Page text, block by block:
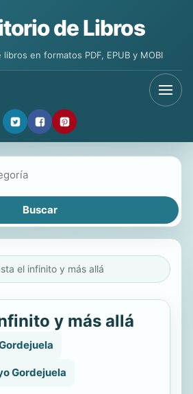
de Libros
en formatos PDF, EPUB y MOBI
el infinito y más allá
y más allá
Gordejuela